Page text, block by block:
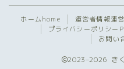
ホームhome 運営者情報運
プライバシーポリシー
お問い
2023–2026 き